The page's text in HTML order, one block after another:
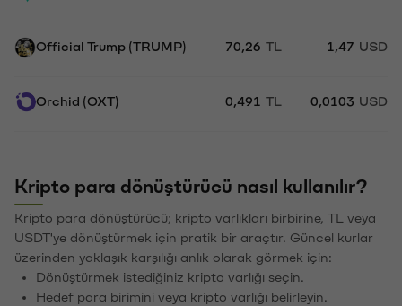
Official Trump (TRUMP) 70,26 TL 1,47 USD
Orchid (OXT) 0,491 TL 0,0103 USD
Kripto para dönüştürücü nasıl kullanılır?
Kripto para dönüştürücü; kripto varlıkları birbirine, TL veya
USDT'ye dönüştürmek için pratik bir araçtır. Güncel kurlar
üzerinden yaklaşık karşılığı anlık olarak görmek için:
Dönüştürmek istediğiniz kripto varlığı seçin.
Hedef para birimini veya kripto varlığı belirleyin.